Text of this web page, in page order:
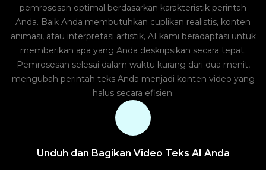
pemrosesan optimal berdasarkan karakteristik perintah
Anda. Baik Anda membutuhkan cuplikan realistis, konten
animasi, atau interpretasi artistik, AI kami beradaptasi untuk
memberikan apa yang Anda deskripsikan secara tepat.
Pemrosesan selesai dalam waktu kurang dari dua menit,
mengubah perintah teks Anda menjadi konten video yang
halus secara efisien.
Unduh dan Bagikan Video Teks AI Anda